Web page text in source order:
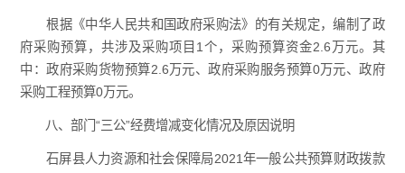
根据《中华人民共和国政府采购法》的有关规定，编制了政
府采购预算，共涉及采购项目1个，采购预算资金2.6万元。其
中：政府采购货物预算2.6万元、政府采购服务预算0万元、政府
采购工程预算0万元。
八、部门“三公”经费增减变化情况及原因说明
石屏县人力资源和社会保障局2021年一般公共预算财政拨款